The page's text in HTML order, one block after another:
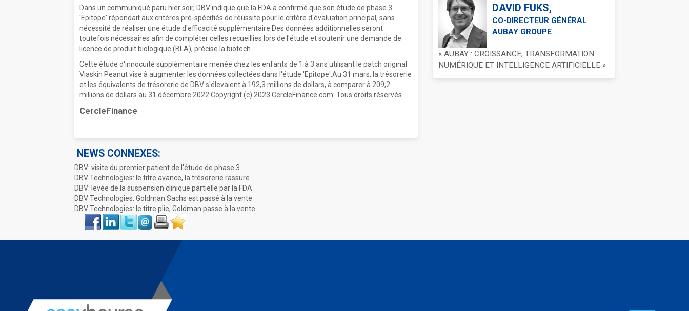
Dans un communiqué paru hier soir, DBV indique que la FDA a confirmé que son étude de phase 3
'Epitope' répondait aux critères pré-spécifiés de réussite pour le critère d'évaluation principal, sans
nécessité de réaliser une étude d'efficacité supplémentaire.Des données additionnelles seront
toutefois nécessaires afin de compléter celles recueillies lors de l'étude et soutenir une demande de
licence de produit biologique (BLA), précise la biotech.
Cette étude d'innocuité supplémentaire menée chez les enfants de 1 à 3 ans utilisant le patch original
Viaskin Peanut vise à augmenter les données collectées dans l'étude 'Epitope'.Au 31 mars, la trésorerie
et les équivalents de trésorerie de DBV s'élevaient à 192,3 millions de dollars, à comparer à 209,2
millions de dollars au 31 décembre 2022.Copyright (c) 2023 CercleFinance.com. Tous droits réservés.
CercleFinance
NEWS CONNEXES:
DBV: visite du premier patient de l'étude de phase 3
DBV Technologies: le titre avance, la trésorerie rassure
DBV: levée de la suspension clinique partielle par la FDA
DBV Technologies: Goldman Sachs est passé à la vente
DBV Technologies: le titre plie, Goldman passe à la vente
Face
book
LinkIn Twitter Envoyer ImprimerFavoris
DAVID FUKS,
CO-DIRECTEUR GÉNÉRAL
AUBAY GROUPE
« AUBAY : CROISSANCE, TRANSFORMATION
NUMÉRIQUE ET INTELLIGENCE ARTIFICIELLE »